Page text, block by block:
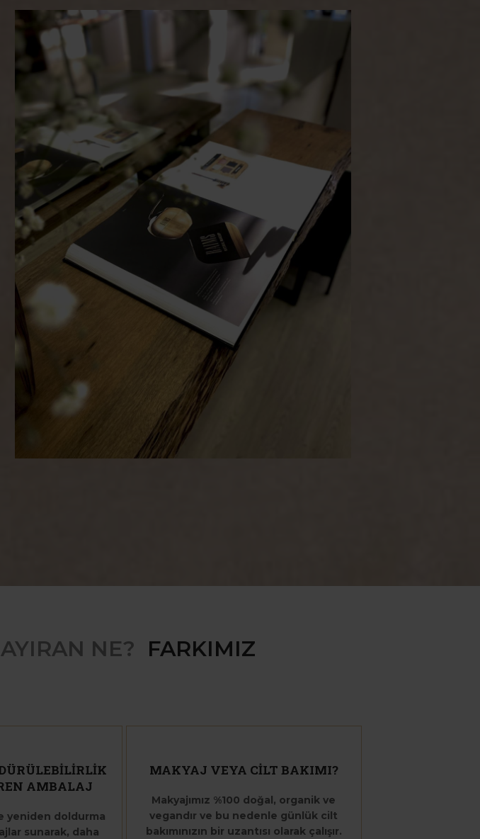
NE? FARKIMIZ
AMBALAJ
yeniden doldurma
sunarak, daha
MAKYAJ VEYA CİLT BAKIMI?
Makyajımız %100 doğal, organik ve
vegandır ve bu nedenle günlük cilt
bakımınızın bir uzantısı olarak çalışır.